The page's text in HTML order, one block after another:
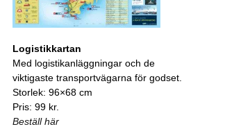
Logistikkartan
Med logistikanläggningar och de
viktigaste transportvägarna för godset.
Storlek: 96×68 cm
Pris: 99 kr.
Beställ här